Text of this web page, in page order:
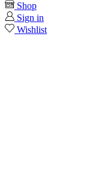
Shop
Sign in
Wishlist